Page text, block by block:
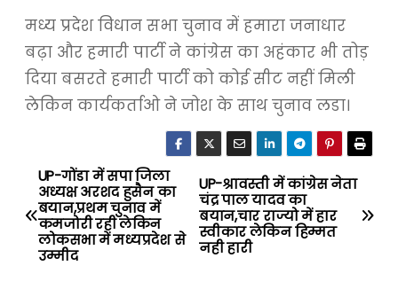
मध्य प्रदेश विधान सभा चुनाव में हमारा जनाधार
बढ़ा और हमारी पार्टी ने कांग्रेस का अहंकार भी तोड़
दिया बसरते हमारी पार्टी को कोई सीट नहीं मिली
लेकिन कार्यकर्ताओ ने जोश के साथ चुनाव लडा।
P
o
s
UP-श्रावस्ती में कांग्रेस नेता
चंद्र पाल यादव का
बयान,चार राज्यो में हार
स्वीकार लेकिन हिम्मत
नही हारी
UP-गोंडा में सपा जिला
अध्यक्ष अरशद हुसैन का
बयान,प्रथम चुनाव में
कमजोरी रही लेकिन
लोकसभा में मध्यप्रदेश से
उम्मीद